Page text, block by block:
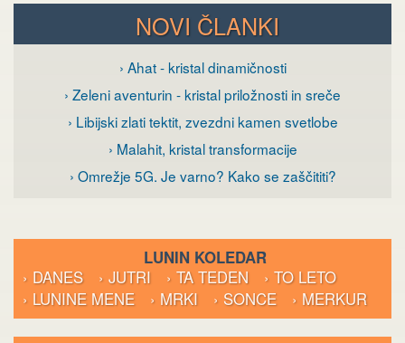
NOVI ČLANKI
› Ahat - kristal dinamičnosti
› Zeleni aventurin - kristal priložnosti in sreče
› Libijski zlati tektit, zvezdni kamen svetlobe
› Malahit, kristal transformacije
› Omrežje 5G. Je varno? Kako se zaščititi?
LUNIN KOLEDAR
› DANES
› JUTRI › TA TEDEN
› TO LETO
› LUNINE MENE
› MRKI › SONCE › MERKUR